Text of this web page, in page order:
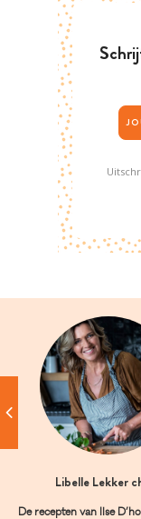
Libelle Lekker
De recepten van Ilse